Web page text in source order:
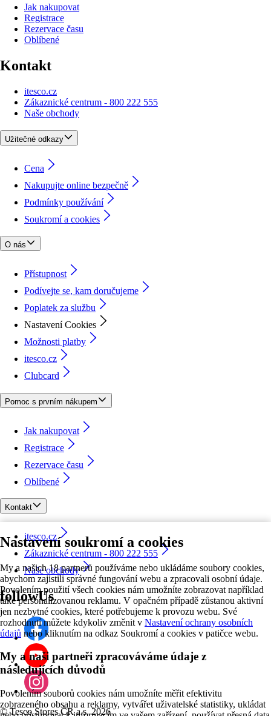
Nastavení soukromí a cookies
My a našich 18 partnerů používáme nebo ukládáme soubory cookies,
abychom zajistili správné fungování webu a zpracovali osobní údaje.
Povolením použití všech cookies nám umožníte zobrazovat například
také personalizovanou reklamu. V opačném případě zůstanou aktivní
jen nezbytné cookies, které potřebujeme k provozu webu. Své
rozhodnutí můžete kdykoliv změnit v Nastavení ochrany osobních
údajů nebo kliknutím na odkaz Soukromí a cookies v patičce webu.
My a naši partneři zpracováváme údaje z
následujících důvodů
Povolením souborů cookies nám umožníte měřit efektivitu
zobrazeného obsahu a reklamy, vytvářet uživatelské statistiky, ukládat
Jak nakupovat
Registrace
Rezervace času
Oblíbené
Kontakt
itesco.cz
Zákaznické centrum - 800 222 555
Naše obchody
Užitečné odkazy
Cena
Nakupujte online bezpečně
Podmínky používání
Soukromí a cookies
O nás
Přístupnost
Podívejte se, kam doručujeme
Poplatek za službu
Nastavení Cookies
Možnosti platby
itesco.cz
Clubcard
Pomoc s prvním nákupem
Jak nakupovat
Registrace
Rezervace času
Oblíbené
Kontakt
itesco.cz
Zákaznické centrum - 800 222 555
Naše obchody
followUs
©Tesco Stores ČR a.s. 2026